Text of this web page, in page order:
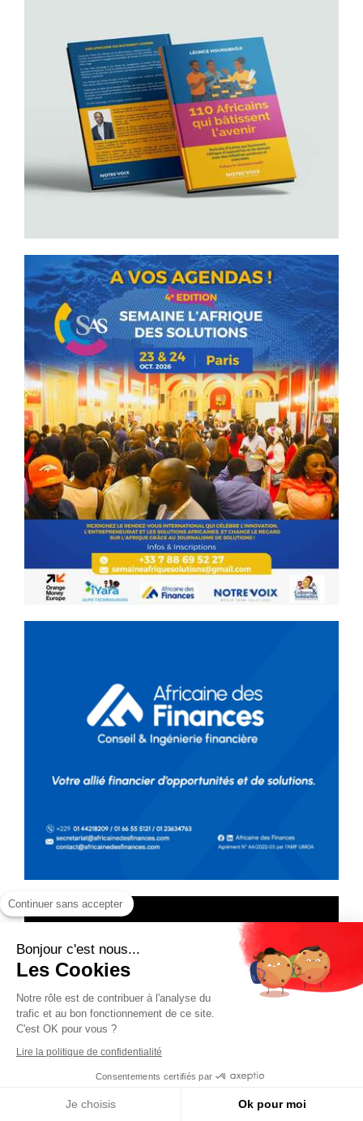
Continuer sans accepter
Bonjour c'est nous...
Les Cookies
Notre rôle est de contribuer à l'analyse du
trafic et au bon fonctionnement de ce site.
C'est OK pour vous ?
Lire la politique de confidentialité
Consentements certifiés par
Je choisis Ok pour moi